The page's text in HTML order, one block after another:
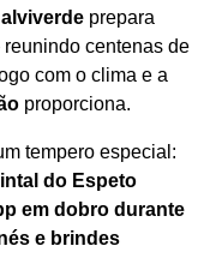
prepara
centenas de
com o clima e a
proporciona.
tempero especial:
do Espeto
em dobro durante
e brindes